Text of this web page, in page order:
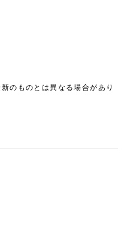
のものとは異なる場合があり